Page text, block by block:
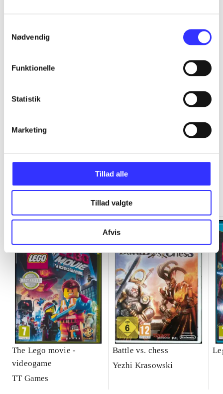
Nødvendig
Funktionelle
Statistik
Marketing
Tillad alle
Tillad valgte
Afvis
Minder om
The Lego movie -
videogame
TT Games
Battle vs. chess
Yezhi Krasowski